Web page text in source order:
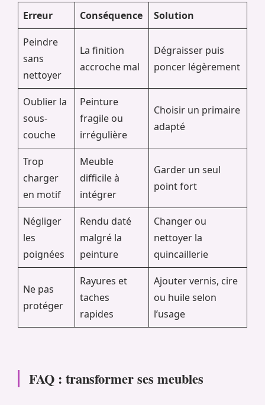
Erreur Conséquence Solution
Peindre
sans
nettoyer
La finition
accroche mal
Dégraisser puis
poncer légèrement
Oublier la
sous-
couche
Peinture
fragile ou
irrégulière
Choisir un primaire
adapté
Trop
charger
en motif
Meuble
difficile à
intégrer
Garder un seul
point fort
Négliger
les
poignées
Rendu daté
malgré la
peinture
Changer ou
nettoyer la
quincaillerie
Ne pas
protéger
Rayures et
taches
rapides
Ajouter vernis, cire
ou huile selon
l’usage
FAQ : transformer ses meubles